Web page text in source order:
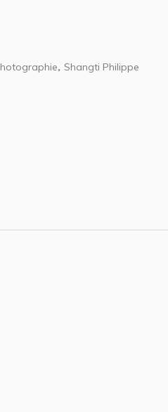
, Shangti Philippe